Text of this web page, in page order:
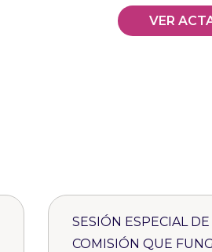
VER
SESIÓN ESPECIAL DE
COMISIÓN QUE